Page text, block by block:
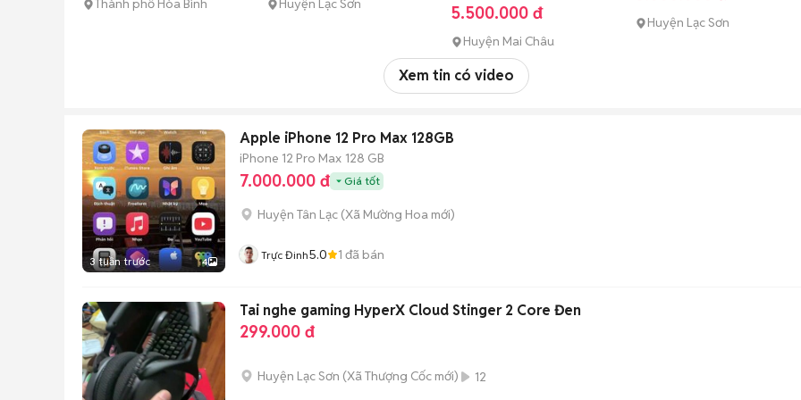
Thành phố Hòa Bình Huyện Lạc Sơn 5.500.000 đ
Huyện Mai Châu
Huyện Lạc Sơn
Xem tin có video
3 tuần trước 4
Apple iPhone 12 Pro Max 128GB
iPhone 12 Pro Max 128 GB
7.000.000 đ Giá tốt
Huyện Tân Lạc (Xã Mường Hoa mới)
Trực Đinh5.0 1 đã bán
Tai nghe gaming HyperX Cloud Stinger 2 Core Đen
299.000 đ
Huyện Lạc Sơn (Xã Thượng Cốc mới) 12